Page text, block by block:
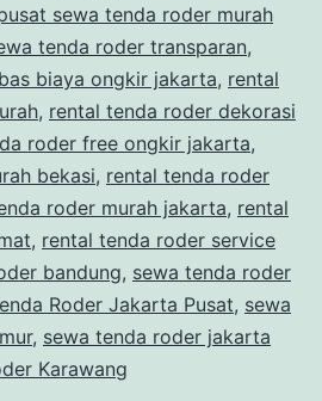
sewa tenda roder murah
tenda roder transparan,
biaya ongkir jakarta, rental
, rental tenda roder dekorasi
roder free ongkir jakarta,
bekasi, rental tenda roder
roder murah jakarta, rental
, rental tenda roder service
bandung, sewa tenda roder
Roder Jakarta Pusat, sewa
, sewa tenda roder jakarta
Karawang